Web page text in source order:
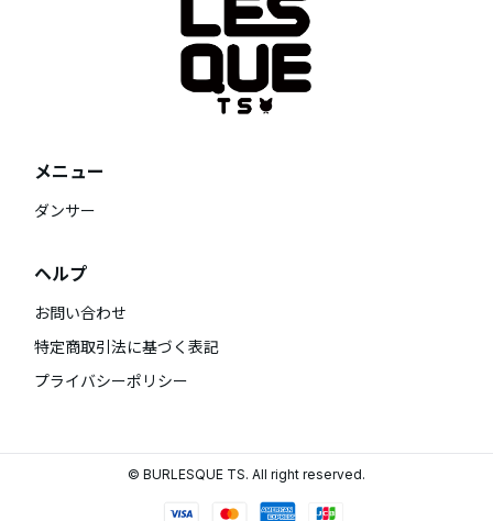
メニュー
ダンサー
ヘルプ
お問い合わせ
特定商取引法に基づく表記
プライバシーポリシー
© BURLESQUE TS. All right reserved.